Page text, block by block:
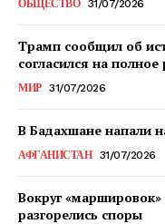
ОБЩЕСТВО 31/07/2026
Трамп сообщил об
согласился на
МИР 31/07/2026
В Бадахшане напали
АФГАНИСТАН 31/07/2026
Вокруг
разгорелись споры